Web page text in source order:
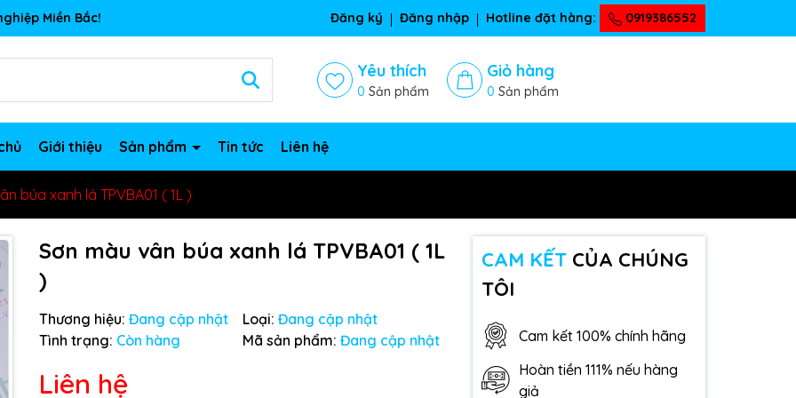
Miền Bắc! Đăng ký Đăng nhập Hotline đặt hàng: 0919386552
Yêu thích
0 Sản phẩm
Giỏ hàng
0 Sản phẩm
Giới thiệu Sản phẩm Tin tức Liên hệ
búa xanh lá TPVBA01 ( 1L )
Sơn màu vân búa xanh lá TPVBA01 ( 1L
)
Thương hiệu: Đang cập nhật Loại: Đang cập nhật
Tình trạng: Còn hàng Mã sản phẩm: Đang cập nhật
Liên hệ
CAM KẾTCỦA CHÚNG
TÔI
Cam kết 100% chính hãng
Hoàn tiền 111% nếu hàng
giả